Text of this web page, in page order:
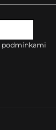
podmínkami